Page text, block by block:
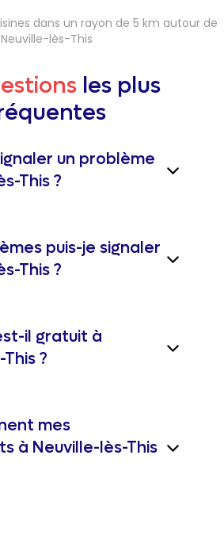
dans un rayon de 5 km autour de
Neuville-lès-This
les plus
un problème
This ?
puis-je signaler
This ?
il gratuit à
?
mes
à Neuville-lès-This